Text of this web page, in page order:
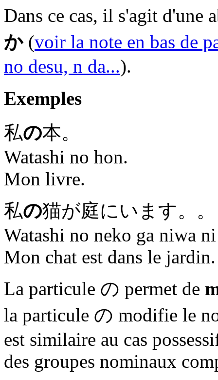
Dans ce cas, il s'agit d'une
か(voir la note en bas de
no desu, n da...).
Exemples
私の本。
Watashi no hon.
Mon livre.
私の猫が庭にいます。。
Watashi no neko ga niwa
Mon chat est dans le jardin.
La particule の permet de
la particule の modifie le
est similaire au cas
des groupes nominaux